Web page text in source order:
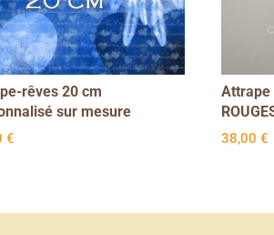
rêves 20 cm
sur mesure
€
Attrape
38,00€